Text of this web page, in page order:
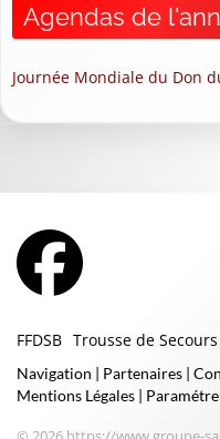
Agendas de
Journée Mondiale du Don
FFDSB Trousse de Secours
Navigation | Partenaires |
Mentions Légales |